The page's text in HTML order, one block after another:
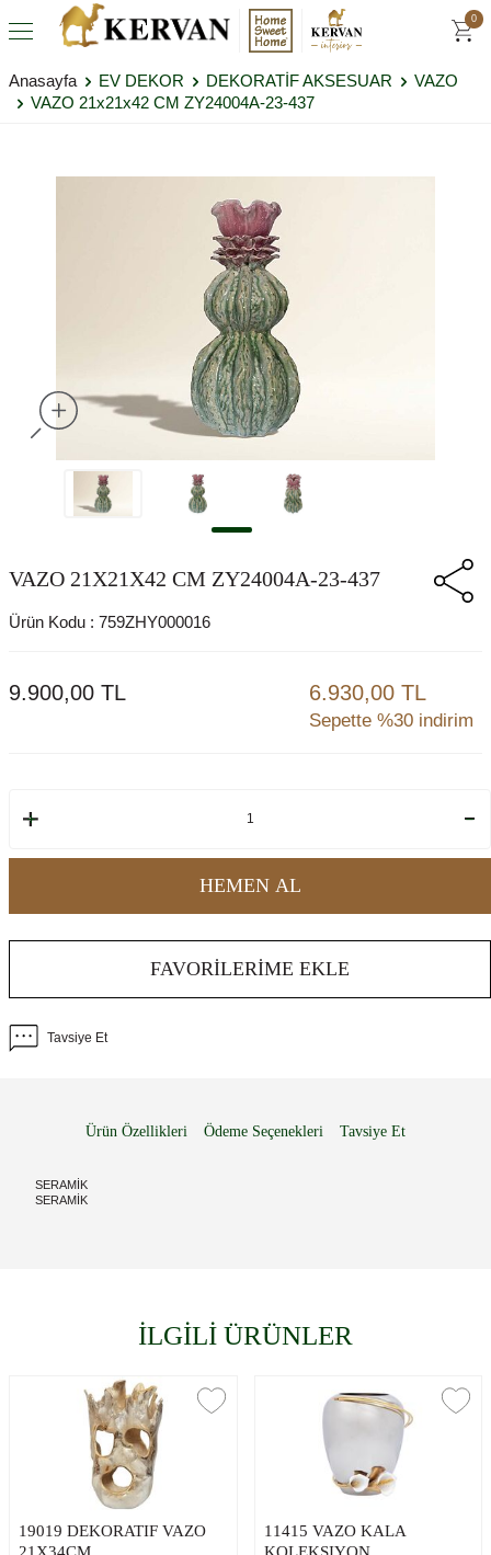
0
Anasayfa EV DEKOR DEKORATİF AKSESUAR
VAZO
VAZO 21x21x42 CM ZY24004A-23-437
VAZO 21X21X42 CM ZY24004A-23-437
Ürün Kodu : 759ZHY000016
9.900,00 TL 6.930,00 TL
Sepette %30 indirim
HEMEN AL
FAVORILERIME EKLE
Tavsiye Et
Ürün Özellikleri Ödeme Seçenekleri Tavsiye Et
SERAMİK
SERAMİK
İLGİLİ ÜRÜNLER
19019 DEKORATIF VAZO
21X34CM
11415 VAZO KALA
KOLEKSIYON